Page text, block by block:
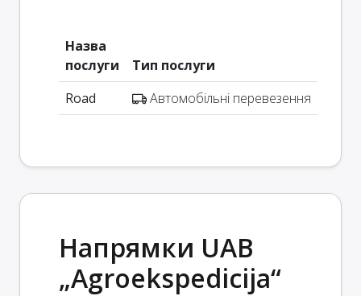
Назва
послуги
Тип послуги
Road
Автомобільні перевезення
Напрямки UAB
„Agroekspedicija“